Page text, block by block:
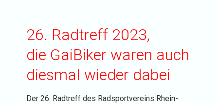
26. Radtreff 2023,
die GaiBiker waren auch
diesmal wieder dabei
Der 26. Radtreff des Radsportvereins Rhein-